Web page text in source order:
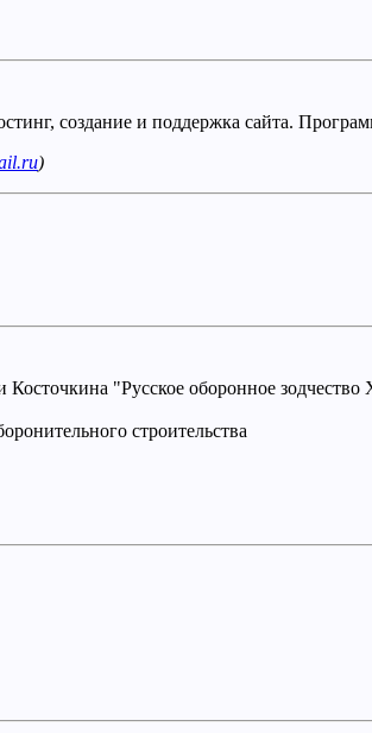
создание и поддержка сайта.
)
"Русское оборонное
строительства